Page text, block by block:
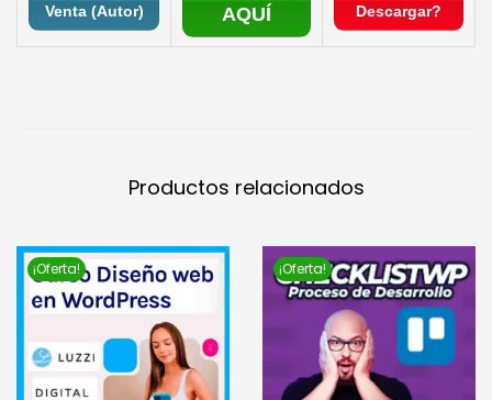
Venta (Autor)
AQUÍ
Descargar?
Productos relacionados
¡Oferta! ¡Oferta!